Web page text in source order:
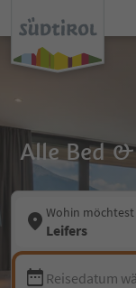
Alle Bed
Wohin möchtest
Leifers
Reisedatum